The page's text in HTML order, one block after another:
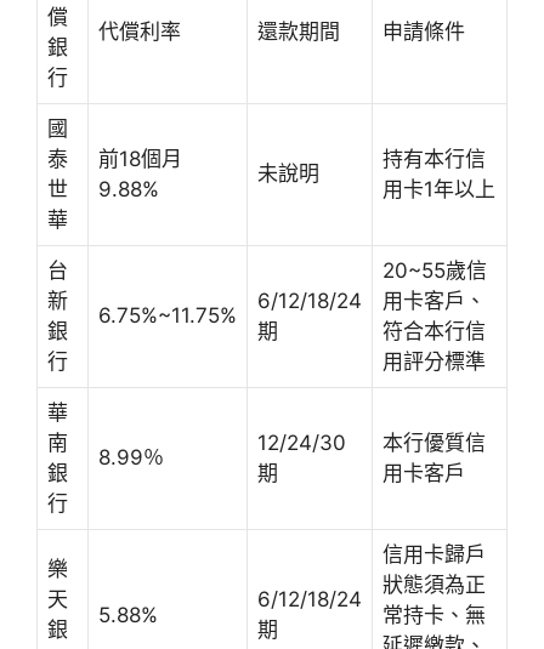
償
銀
行
代償利率 還款期間 申請條件
國
泰
世
華
前18個月
9.88%
未說明
持有本行信
用卡1年以上
台
新
銀
行
6.75%~11.75%
6/12/18/24
期
20~55歲信
用卡客戶、
符合本行信
用評分標準
華
南
銀
行
8.99％
12/24/30
期
本行優質信
用卡客戶
樂
天
銀
5.88%
6/12/18/24
期
信用卡歸戶
狀態須為正
常持卡、無